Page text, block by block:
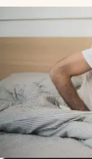
Mundial 2026
Eventos Corporativos
El Cronista Studio
Mediakit
abre en nueva pestaña
Argentina